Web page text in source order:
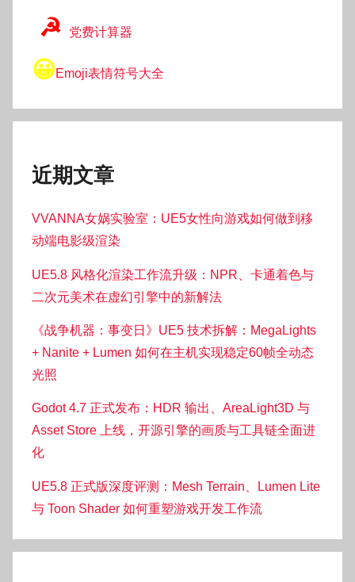
☭ 党费计算器
😀Emoji表情符号大全
近期文章
VVANNA女娲实验室：UE5女性向游戏如何做到移
动端电影级渲染
UE5.8 风格化渲染工作流升级：NPR、卡通着色与
二次元美术在虚幻引擎中的新解法
《战争机器：事变日》UE5 技术拆解：MegaLights
+ Nanite + Lumen 如何在主机实现稳定60帧全动态
光照
Godot 4.7 正式发布：HDR 输出、AreaLight3D 与
Asset Store 上线，开源引擎的画质与工具链全面进
化
UE5.8 正式版深度评测：Mesh Terrain、Lumen Lite
与 Toon Shader 如何重塑游戏开发工作流